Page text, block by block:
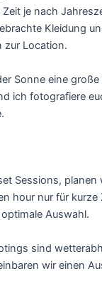
je nach
Kleidung
zur Location.
Sonne eine
ich fotografiere
Sessions,
hour nur für
Auswahl.
sind
wir einen